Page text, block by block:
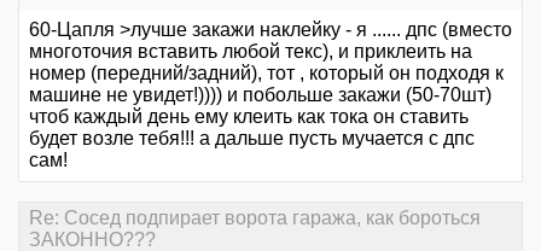
60-Цапля >лучше закажи наклейку - я ...... дпс (вместо
многоточия вставить любой текс), и приклеить на
номер (передний/задний), тот , который он подходя к
машине не увидет!)))) и побольше закажи (50-70шт)
чтоб каждый день ему клеить как тока он ставить
будет возле тебя!!! а дальше пусть мучается с дпс
сам!
Re: Сосед подпирает ворота гаража, как бороться
ЗАКОННО???